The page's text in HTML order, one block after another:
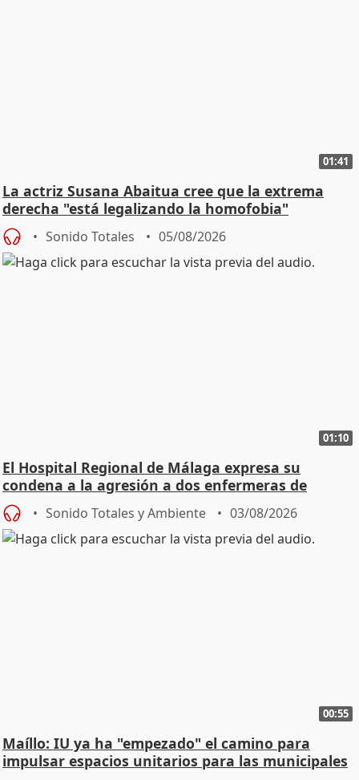
01:41
La actriz Susana Abaitua cree que la extrema
derecha "está legalizando la homofobia"
Sonido Totales 05/08/2026
01:10
El Hospital Regional de Málaga expresa su
condena a la agresión a dos enfermeras de
Urgencias
Sonido Totales y Ambiente 03/08/2026
00:55
Maíllo: IU ya ha "empezado" el camino para
impulsar espacios unitarios para las municipales